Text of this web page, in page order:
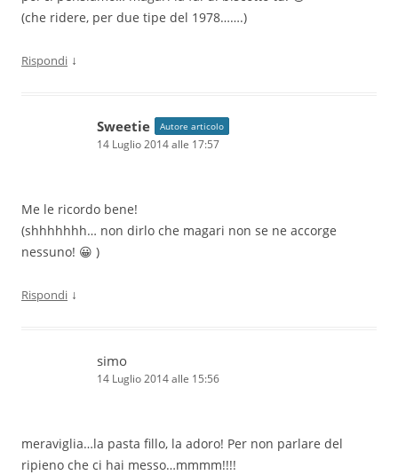
(che ridere, per due tipe del 1978…….)
Rispondi ↓
Sweetie Autore articolo
14 Luglio 2014 alle 17:57
Me le ricordo bene!
(shhhhhhh… non dirlo che magari non se ne accorge
nessuno! 😀 )
Rispondi ↓
simo
14 Luglio 2014 alle 15:56
meraviglia…la pasta fillo, la adoro! Per non parlare del
ripieno che ci hai messo…mmmm!!!!